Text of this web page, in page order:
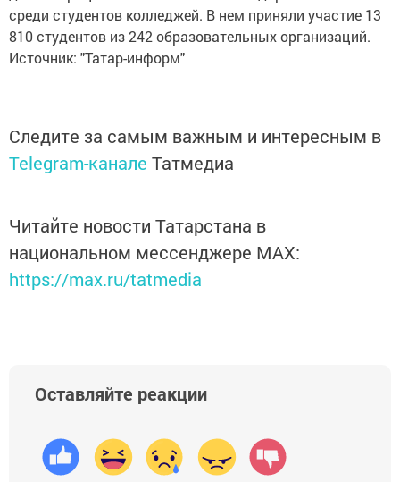
среди студентов колледжей. В нем приняли участие 13
810 студентов из 242 образовательных организаций.
Источник: "Татар-информ"
Следите за самым важным и интересным в
Telegram-канале Татмедиа
Читайте новости Татарстана в
национальном мессенджере MАХ:
https://max.ru/tatmedia
Оставляйте реакции